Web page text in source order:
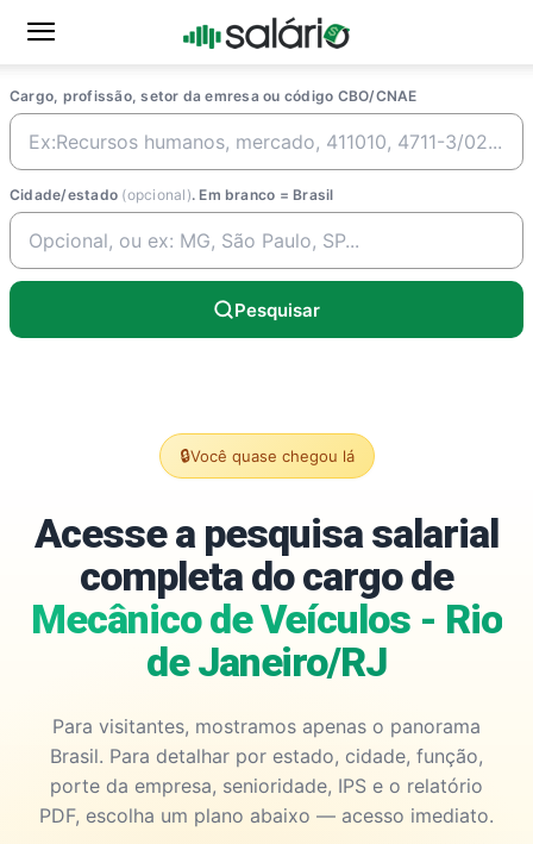
Cargo, profissão, setor da emresa ou código CBO/CNAE
Cidade/estado (opcional). Em branco = Brasil
Pesquisar
🔒Você quase chegou lá
Acesse a pesquisa salarial
completa do cargo de
Mecânico de Veículos - Rio
de Janeiro/RJ
Para visitantes, mostramos apenas o panorama
Brasil. Para detalhar por estado, cidade, função,
porte da empresa, senioridade, IPS e o relatório
PDF, escolha um plano abaixo — acesso imediato.